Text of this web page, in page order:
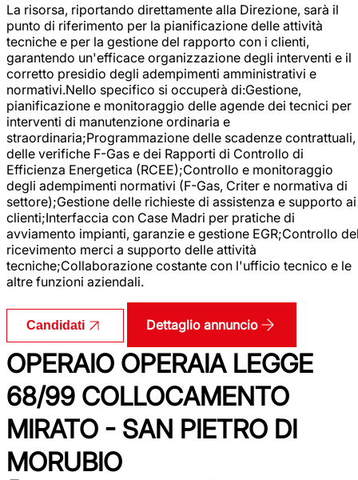
La risorsa, riportando direttamente alla Direzione, sarà il
punto di riferimento per la pianificazione delle attività
tecniche e per la gestione del rapporto con i clienti,
garantendo un'efficace organizzazione degli interventi e il
corretto presidio degli adempimenti amministrativi e
normativi.Nello specifico si occuperà di:Gestione,
pianificazione e monitoraggio delle agende dei tecnici per
interventi di manutenzione ordinaria e
straordinaria;Programmazione delle scadenze contrattuali,
delle verifiche F-Gas e dei Rapporti di Controllo di
Efficienza Energetica (RCEE);Controllo e monitoraggio
degli adempimenti normativi (F-Gas, Criter e normativa di
settore);Gestione delle richieste di assistenza e supporto ai
clienti;Interfaccia con Case Madri per pratiche di
avviamento impianti, garanzie e gestione EGR;Controllo
ricevimento merci a supporto delle attività
tecniche;Collaborazione costante con l'ufficio tecnico e le
altre funzioni aziendali.
Candidati Dettaglio annuncio
OPERAIO OPERAIA LEGGE
68/99 COLLOCAMENTO
MIRATO - SAN PIETRO DI
MORUBIO